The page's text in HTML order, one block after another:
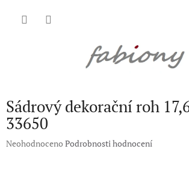
Sádrový dekorační roh
33650
Průměrné
Neohodnoceno Podrobnosti hodnocení